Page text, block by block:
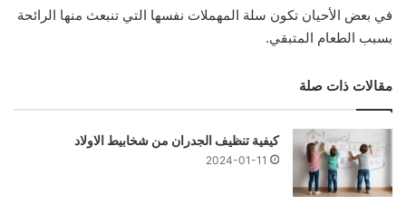
في بعض الأحيان تكون سلة المهملات نفسها التي تنبعث منها الرائحة
بسبب الطعام المتبقي.
مقالات ذات صلة
كيفية تنظيف الجدران من شخابيط الاولاد
2024-01-11